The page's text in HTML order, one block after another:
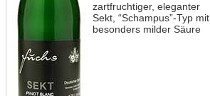
zartfruchtiger, eleganter
Sekt, “Schampus”-Typ mit
besonders milder Säure